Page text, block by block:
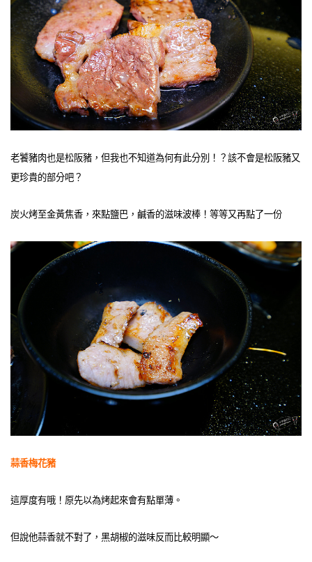
老饕豬肉也是松阪豬，但我也不知道為何有此分別！？該不會是松阪豬又
更珍貴的部分吧？
炭火烤至金黃焦香，來點鹽巴，鹹香的滋味波棒！等等又再點了一份
蒜香梅花豬
這厚度有哦！原先以為烤起來會有點單薄。
但說他蒜香就不對了，黑胡椒的滋味反而比較明顯～